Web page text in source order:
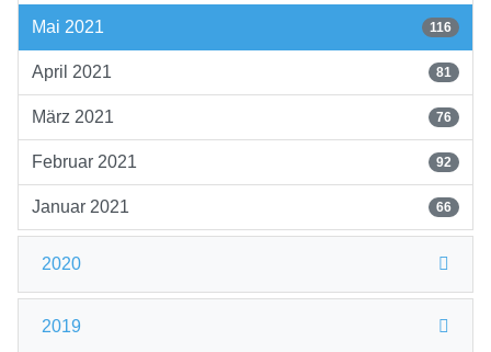
Mai 2021 116
April 2021 81
März 2021 76
Februar 2021 92
Januar 2021 66
2020
2019